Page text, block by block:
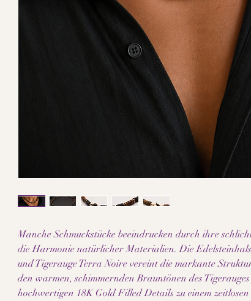
Manche Schmuckstücke beeindrucken durch ihre
die Harmonie natürlicher Materialien. Die
und Tigerauge Terra Noire vereint die markante
den warmen, schimmernden Brauntönen des
hochwertigen 18K Gold Filled Details zu einem zeitlosen